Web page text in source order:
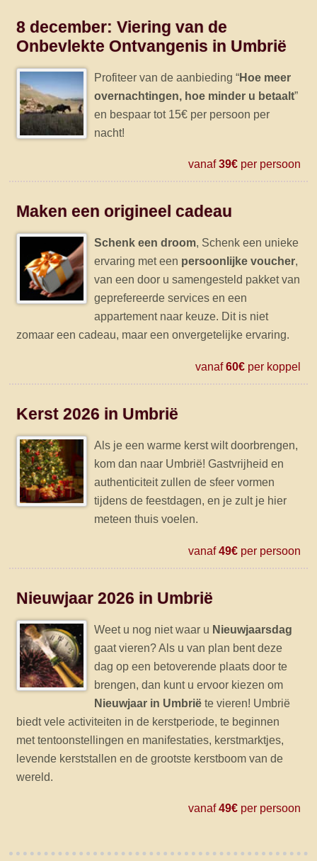
8 december: Viering van de
Onbevlekte Ontvangenis in Umbrië
Profiteer van de aanbieding “Hoe meer
overnachtingen, hoe minder u betaalt”
en bespaar tot 15€ per persoon per
nacht!
vanaf39€per persoon
Maken een origineel cadeau
Schenk een droom, Schenk een unieke
ervaring met een persoonlijke voucher,
van een door u samengesteld pakket van
geprefereerde services en een
appartement naar keuze. Dit is niet
zomaar een cadeau, maar een onvergetelijke ervaring.
vanaf60€per koppel
Kerst 2026 in Umbrië
Als je een warme kerst wilt doorbrengen,
kom dan naar Umbrië! Gastvrijheid en
authenticiteit zullen de sfeer vormen
tijdens de feestdagen, en je zult je hier
meteen thuis voelen.
vanaf49€per persoon
Nieuwjaar 2026 in Umbrië
Weet u nog niet waar u Nieuwjaarsdag
gaat vieren? Als u van plan bent deze
dag op een betoverende plaats door te
brengen, dan kunt u ervoor kiezen om
Nieuwjaar in Umbrië te vieren! Umbrië
biedt vele activiteiten in de kerstperiode, te beginnen
met tentoonstellingen en manifestaties, kerstmarktjes,
levende kerststallen en de grootste kerstboom van de
wereld.
vanaf49€per persoon